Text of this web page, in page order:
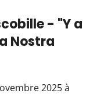
- "Y a
Nostra
2025 à